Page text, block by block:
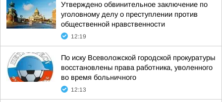
Утверждено обвинительное заключение по
уголовному делу о преступлении против
общественной нравственности
12:19
По иску Всеволожской городской прокуратуры
восстановлены права работника, уволенного
во время больничного
12:13